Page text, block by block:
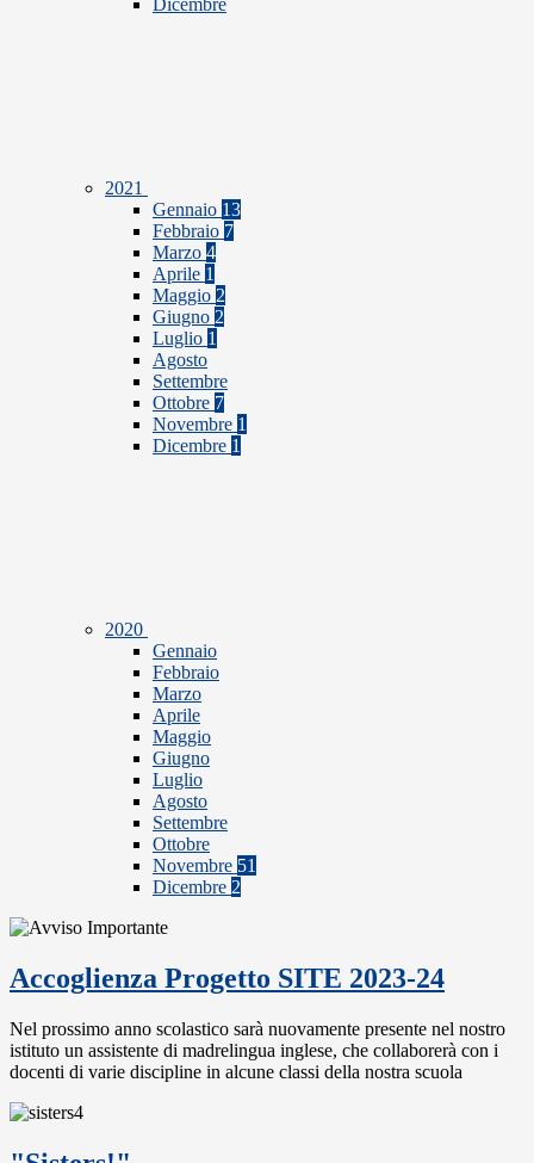
Dicembre
2021
Gennaio 13
Febbraio 7
Marzo 4
Aprile 1
Maggio 2
Giugno 2
Luglio 1
Agosto
Settembre
Ottobre 7
Novembre 1
Dicembre 1
2020
Gennaio
Febbraio
Marzo
Aprile
Maggio
Giugno
Luglio
Agosto
Settembre
Ottobre
Novembre 51
Dicembre 2
Accoglienza Progetto SITE 2023-24
Nel prossimo anno scolastico sarà nuovamente presente nel nostro
istituto un assistente di madrelingua inglese, che collaborerà con i
docenti di varie discipline in alcune classi della nostra scuola